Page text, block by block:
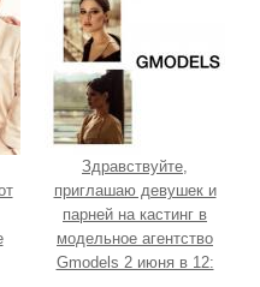
Здравствуйте,
приглашаю девушек и
парней на кастинг в
модельное агентство
Gmodels 2 июня в 12: